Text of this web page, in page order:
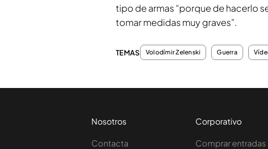
tipo de armas “porque de hacerlo
tomar medidas muy graves”.
TEMAS Volodímir Zelenski Guerra
Nosotros
Contacta
Corporativo
Comprar entradas